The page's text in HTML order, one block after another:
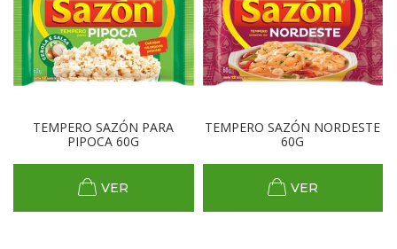
TEMPERO SAZÓN PARA
PIPOCA 60G
VER
TEMPERO SAZÓN NORDESTE
60G
VER